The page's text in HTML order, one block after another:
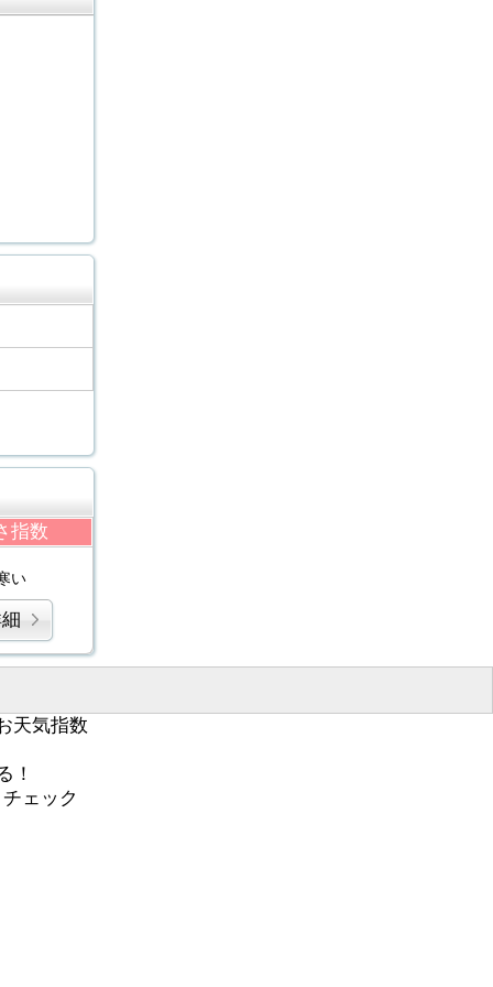
指数
い
天気指数
！
ェック